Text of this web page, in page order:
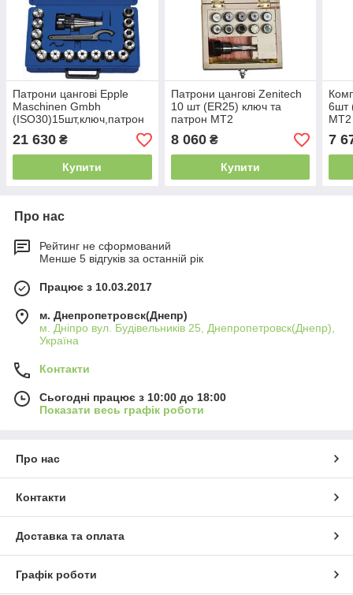
Патрони цангові Epple
Maschinen Gmbh
(ISO30)15шт,ключ,патрон
21 630 ₴
Купити
Патрони цангові Zenitech
10 шт (ER25) ключ та
патрон МТ2
8 060₴
Купити
6шт
МТ2
7
Про нас
Рейтинг не сформований
Менше 5 відгуків за останній рік
Працює з 10.03.2017
м. Днепропетровск(Днепр)
м. Дніпро вул. Будівельників 25, Днепропетровск(Днепр),
Україна
Контакти
Сьогодні працює з 10:00 до 18:00
Показати весь графік роботи
Про нас
Контакти
Доставка та оплата
Графік роботи